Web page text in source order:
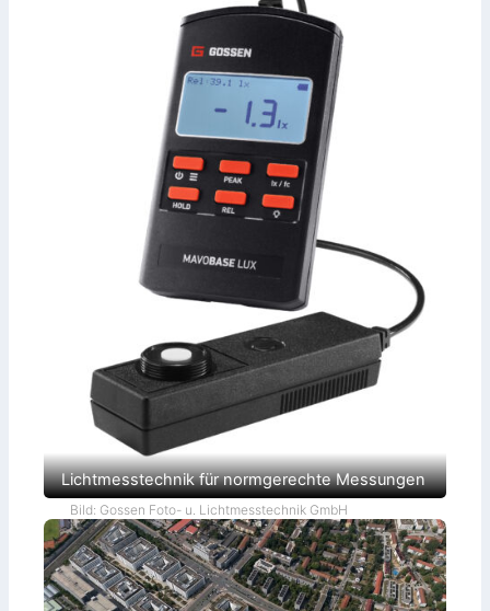
Lichtmesstechnik für normgerechte Messungen
Bild: Gossen Foto- u. Lichtmesstechnik GmbH